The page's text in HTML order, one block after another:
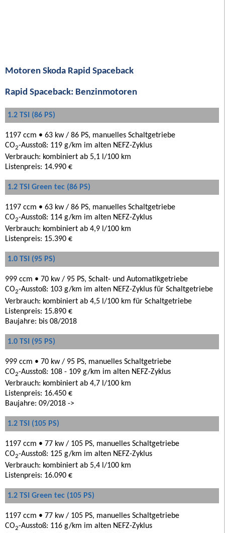
Motoren Skoda Rapid Spaceback
Rapid Spaceback: Benzinmotoren
1.2 TSI (86 PS)
1197 ccm • 63 kw / 86 PS, manuelles Schaltgetriebe
CO2-Ausstoß: 119 g/km im alten NEFZ-Zyklus
Verbrauch: kombiniert ab 5,1 l/100 km
Listenpreis: 14.990 €
1.2 TSI Green tec (86 PS)
1197 ccm • 63 kw / 86 PS, manuelles Schaltgetriebe
CO2-Ausstoß: 114 g/km im alten NEFZ-Zyklus
Verbrauch: kombiniert ab 4,9 l/100 km
Listenpreis: 15.390 €
1.0 TSI (95 PS)
999 ccm • 70 kw / 95 PS, Schalt- und Automatikgetriebe
CO2-Ausstoß: 103 g/km im alten NEFZ-Zyklus für Schaltgetriebe
Verbrauch: kombiniert ab 4,5 l/100 km für Schaltgetriebe
Listenpreis: 15.890 €
Baujahre: bis 08/2018
1.0 TSI (95 PS)
999 ccm • 70 kw / 95 PS, manuelles Schaltgetriebe
CO2-Ausstoß: 108 - 109 g/km im alten NEFZ-Zyklus
Verbrauch: kombiniert ab 4,7 l/100 km
Listenpreis: 16.450 €
Baujahre: 09/2018 ->
1.2 TSI (105 PS)
1197 ccm • 77 kw / 105 PS, manuelles Schaltgetriebe
CO2-Ausstoß: 125 g/km im alten NEFZ-Zyklus
Verbrauch: kombiniert ab 5,4 l/100 km
Listenpreis: 16.090 €
1.2 TSI Green tec (105 PS)
1197 ccm • 77 kw / 105 PS, manuelles Schaltgetriebe
CO2-Ausstoß: 116 g/km im alten NEFZ-Zyklus